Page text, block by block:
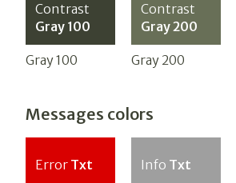
Contrast
Gray 100
Gray 100
Contrast
Gray 200
Gray 200
Messages colors
Error Txt Info Txt